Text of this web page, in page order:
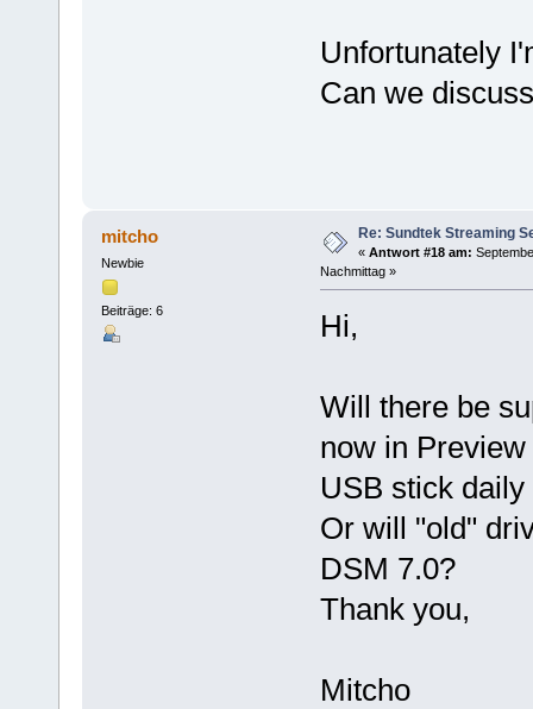
Unfortunately
Can we
mitcho
Newbie
Beiträge: 6
Re: Sundtek Streaming
« Antwort #18 am:
Nachmittag »
Hi,
Will there be
now in
USB stick daily
Or will "old"
DSM 7.0?
Thank you,
Mitcho